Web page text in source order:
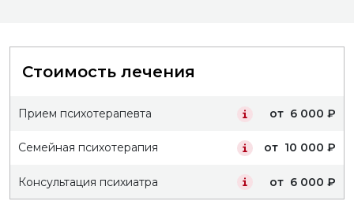
Стоимость лечения
Прием психотерапевта от 6 000 ₽
Семейная психотерапия от 10 000 ₽
Консультация психиатра от 6 000 ₽